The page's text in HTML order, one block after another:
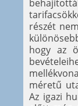
részét
hogy az
méretű
Az igazi